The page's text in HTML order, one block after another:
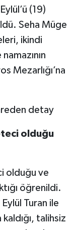
(19)
Seha Müge
ikindi
Mezarlığı’na
olduğu
olduğu ve
öğrenildi.
Turan ile
kaldığı, talihsiz